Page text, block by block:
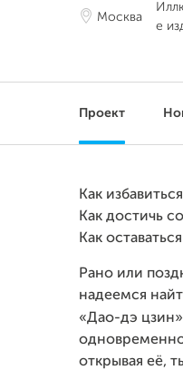
Москва
е
Проект
Как
Как достичь
Как
Рано или
надеемся
«Дао-дэ
открывая её,